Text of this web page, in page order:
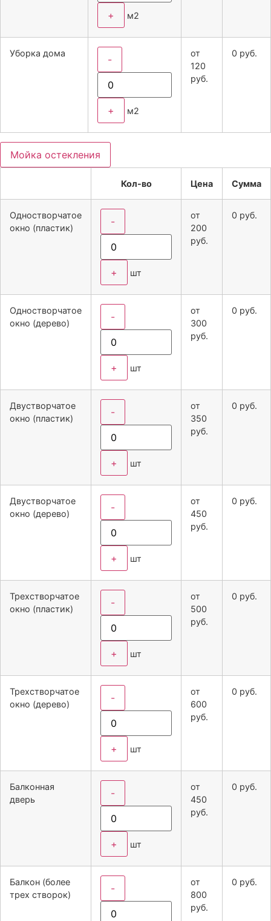
+ м2
Уборка дома
-
+ м2
от
120
руб.
0 руб.
Мойка остекления
Кол-во Цена Сумма
Одностворчатое
окно (пластик)
-
+ шт
от
200
руб.
0 руб.
Одностворчатое
окно (дерево)
-
+ шт
от
300
руб.
0 руб.
Двустворчатое
окно (пластик)
-
+ шт
от
350
руб.
0 руб.
Двустворчатое
окно (дерево)
-
+ шт
от
450
руб.
0 руб.
Трехстворчатое
окно (пластик)
-
+ шт
от
500
руб.
0 руб.
Трехстворчатое
окно (дерево)
-
+ шт
от
600
руб.
0 руб.
Балконная
дверь
-
+ шт
от
450
руб.
0 руб.
Балкон (более
трех створок)
-
от
800
руб.
0 руб.